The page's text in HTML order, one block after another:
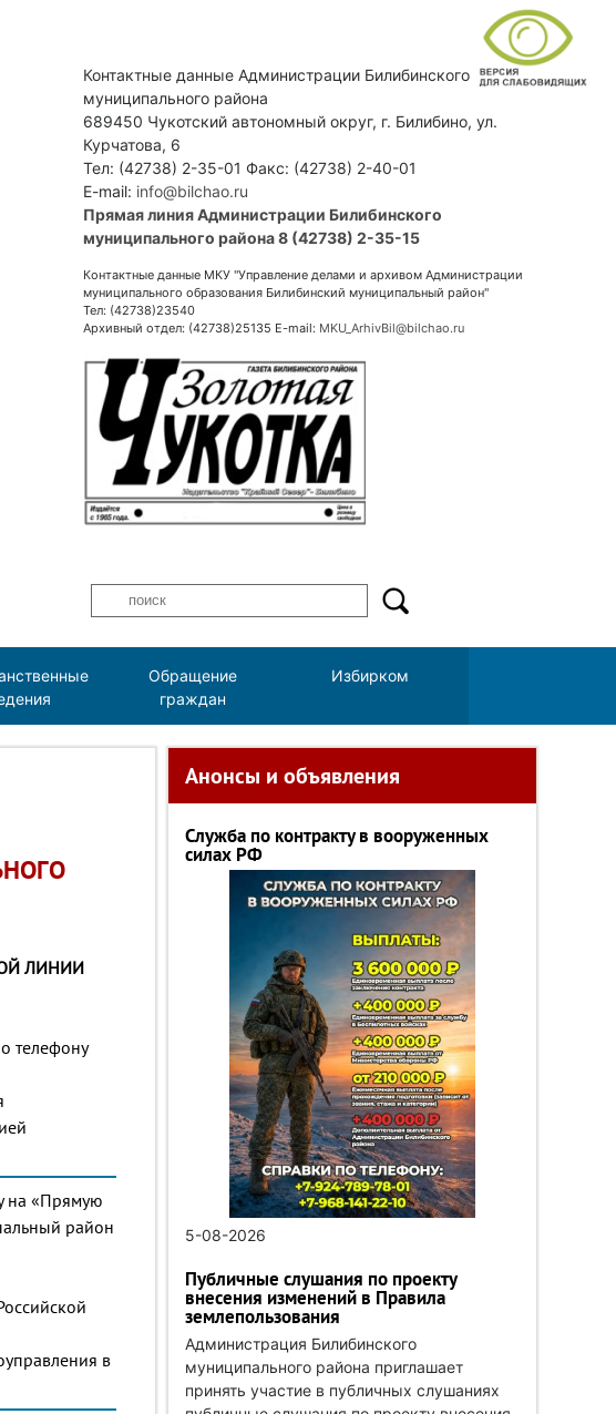
Контактные данные Администрации Билибинского
муниципального района
689450 Чукотский автономный округ, г. Билибино, ул.
Курчатова, 6
Тел: (42738) 2-35-01 Факс: (42738) 2-40-01
E-mail: info@bilchao.ru
Прямая линия Администрации Билибинского
муниципального района 8 (42738) 2-35-15
Контактные данные МКУ "Управление делами и архивом Администрации
муниципального образования Билибинский муниципальный район"
Тел: (42738)23540
Архивный отдел: (42738)25135 E-mail: MKU_ArhivBil@bilchao.ru
Обращение
граждан
Избирком
ЛИНИИ
телефону
на «Прямую
район
в
Анонсы и объявления
Служба по контракту в вооруженных
силах РФ
5-08-2026
Публичные слушания по проекту
внесения изменений в Правила
землепользования
Администрация Билибинского
муниципального района приглашает
принять участие в публичных слушаниях